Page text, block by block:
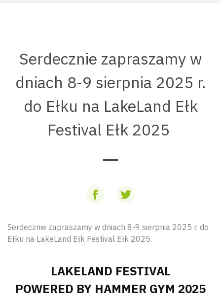
Serdecznie zapraszamy w
dniach 8-9 sierpnia 2025 r.
do Ełku na LakeLand Ełk
Festival Ełk 2025
Serdecznie zapraszamy w dniach 8-9 sierpnia 2025 r. do
Ełku na LakeLand Ełk Festival Ełk 2025.
LAKELAND FESTIVAL
POWERED BY HAMMER GYM 2025